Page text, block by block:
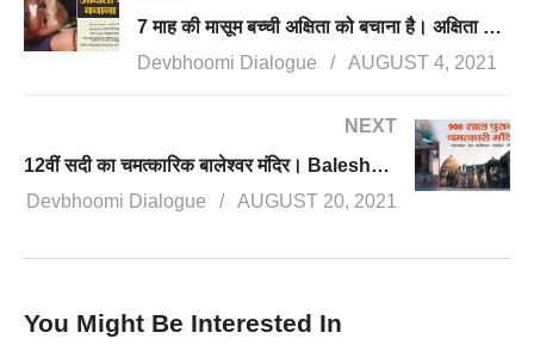
7 माह की मासूम बच्ची अक्षिता को बचाना है। अक्षिता Spinal Muscular Atrophy से जूझ रही है।
Devbhoomi Dialogue
AUGUST 4, 2021
NEXT
12वीं सदी का चमत्कारिक बालेश्वर मंदिर। Baleshwar Temple। Champawat । Uttarakhand
Devbhoomi Dialogue
AUGUST 20, 2021
You Might Be Interested In